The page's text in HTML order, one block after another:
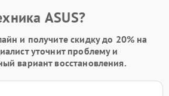
ASUS?
и получитескидку до 20% на
уточнит проблему и
вариант восстановления.